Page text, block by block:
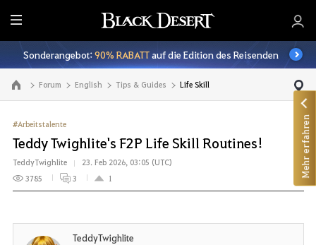
A
l
l
e
Sonderangebot:90% RABATTauf die Edition des Reisenden
Zur Hauptseite Forum English Tips & Guides Life Skill
#Arbeitstalente
Teddy Twighlite's F2P Life Skill Routines!
TeddyTwighlite
23. Feb 2026, 03:05 (UTC)
3785
3 1
TeddyTwighlite
Mehr erfahren